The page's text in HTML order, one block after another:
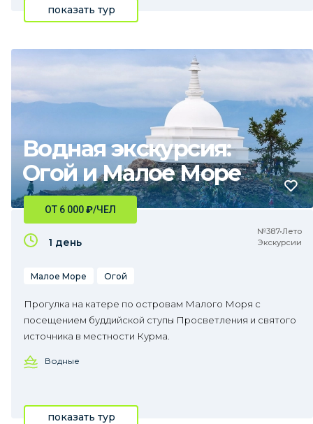
показать тур
Водная экскурсия:
Огой и Малое Море
№387•Лето
Экскурсии
ОТ 6 000₽/ЧЕЛ
1 день
Малое Море Огой
Прогулка на катере по островам Малого Моря с
посещением буддийской ступы Просветления и святого
источника в местности Курма.
Водные
показать тур